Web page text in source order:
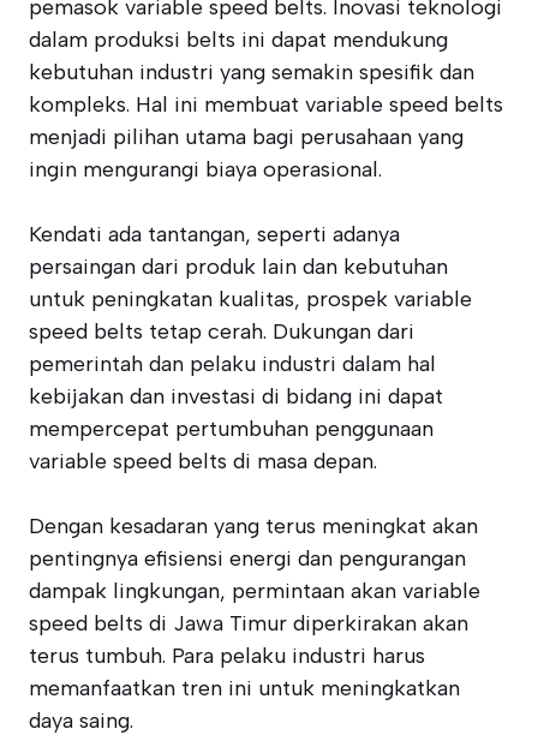
pemasok variable speed belts. Inovasi teknologi
dalam produksi belts ini dapat mendukung
kebutuhan industri yang semakin spesifik dan
kompleks. Hal ini membuat variable speed belts
menjadi pilihan utama bagi perusahaan yang
ingin mengurangi biaya operasional.
Kendati ada tantangan, seperti adanya
persaingan dari produk lain dan kebutuhan
untuk peningkatan kualitas, prospek variable
speed belts tetap cerah. Dukungan dari
pemerintah dan pelaku industri dalam hal
kebijakan dan investasi di bidang ini dapat
mempercepat pertumbuhan penggunaan
variable speed belts di masa depan.
Dengan kesadaran yang terus meningkat akan
pentingnya efisiensi energi dan pengurangan
dampak lingkungan, permintaan akan variable
speed belts di Jawa Timur diperkirakan akan
terus tumbuh. Para pelaku industri harus
memanfaatkan tren ini untuk meningkatkan
daya saing.